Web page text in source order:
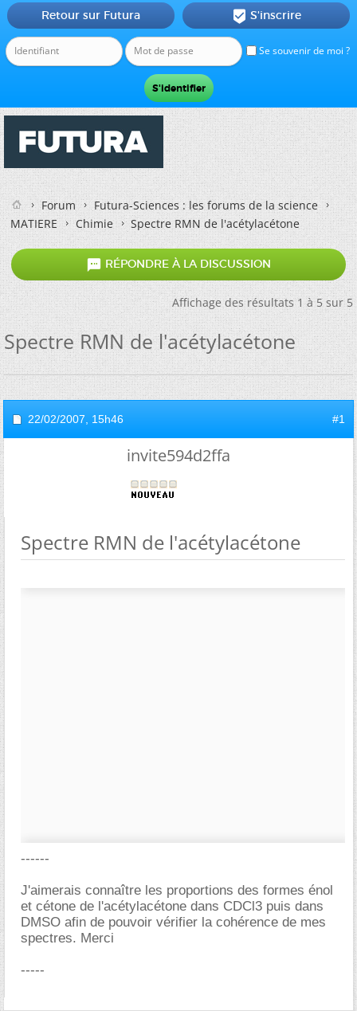
Se souvenir de moi ?
Retour sur Futura  S'inscrire
Forum
Futura-Sciences : les forums de la science
MATIERE
Chimie Spectre RMN de l'acétylacétone
 RÉPONDRE À LA DISCUSSION
Affichage des résultats 1 à 5 sur 5
Spectre RMN de l'acétylacétone
22/02/2007, 15h46 #1
invite594d2ffa
Spectre RMN de l'acétylacétone
------
J'aimerais connaître les proportions des formes énol
et cétone de l'acétylacétone dans CDCl3 puis dans
DMSO afin de pouvoir vérifier la cohérence de mes
spectres. Merci
-----